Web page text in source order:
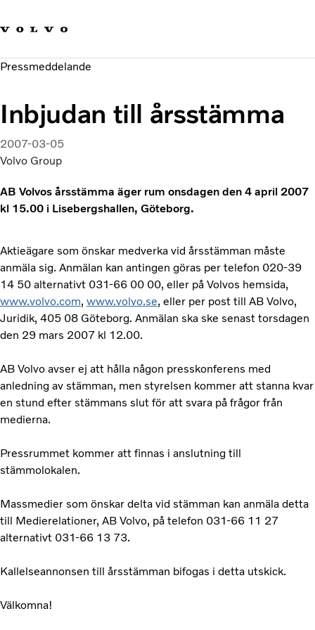
Hållbara transporter
Investerare
Pressmeddelande
Inbjudan till årsstämma
2007-03-05
Volvo Group
AB Volvos årsstämma äger rum onsdagen den 4 april 2007
kl 15.00 i Lisebergshallen, Göteborg.
Aktieägare som önskar medverka vid årsstämman måste
anmäla sig. Anmälan kan antingen göras per telefon 020-39
14 50 alternativt 031-66 00 00, eller på Volvos hemsida,
www.volvo.com, www.volvo.se, eller per post till AB Volvo,
Juridik, 405 08 Göteborg. Anmälan ska ske senast torsdagen
den 29 mars 2007 kl 12.00.
AB Volvo avser ej att hålla någon presskonferens med
anledning av stämman, men styrelsen kommer att stanna kvar
en stund efter stämmans slut för att svara på frågor från
medierna.
Pressrummet kommer att finnas i anslutning till
stämmolokalen.
Massmedier som önskar delta vid stämman kan anmäla detta
till Medierelationer, AB Volvo, på telefon 031-66 11 27
alternativt 031-66 13 73.
Kallelseannonsen till årsstämman bifogas i detta utskick.
Välkomna!